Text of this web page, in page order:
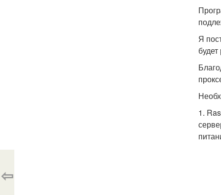
Я
1.
⇦